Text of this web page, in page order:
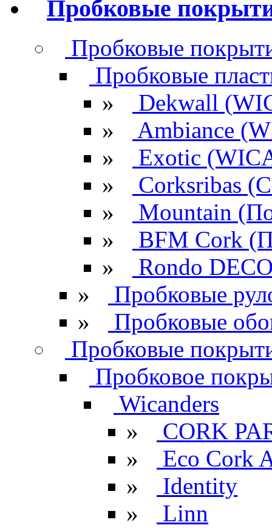
Пробковые
Пробковые
Пробковые
»
Dekwall
»
Ambiance
»
Exotic
»
Corksribas
»
Mountain
»
BFM Cork
»
Rondo
»
Пробковые
»
Пробковые
Пробковые
Пробковое
Wicanders
»
CORK
»
Eco Cork
»
Identity
»
Linn